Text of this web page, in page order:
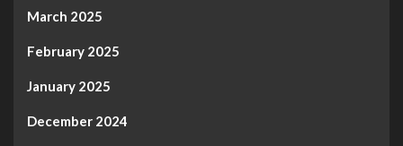
March 2025
February 2025
January 2025
December 2024